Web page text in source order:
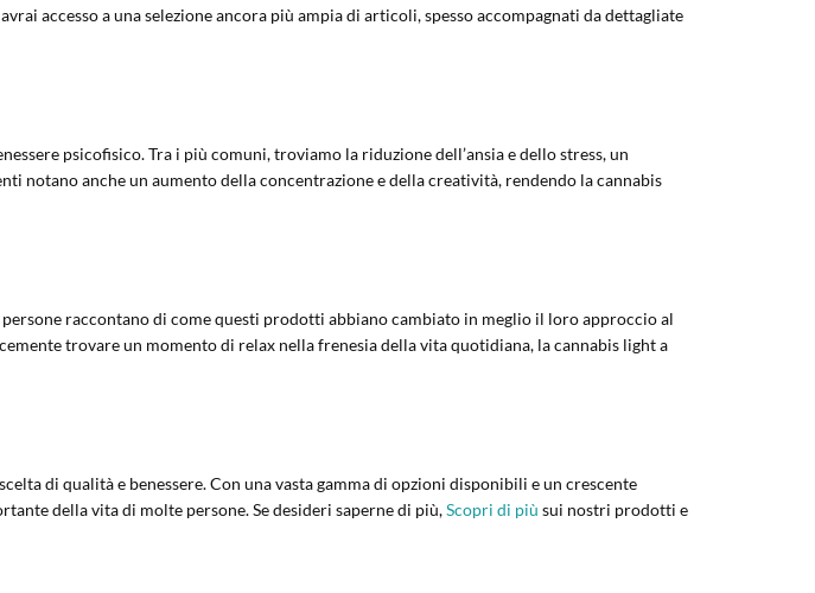
accesso a una selezione ancora più ampia di articoli, spesso accompagnati da dettagliate
psicofisico. Tra i più comuni, troviamo la riduzione dell’ansia e dello stress, un
anche un aumento della concentrazione e della creatività, rendendo la cannabis
raccontano di come questi prodotti abbiano cambiato in meglio il loro approccio al
trovare un momento di relax nella frenesia della vita quotidiana, la cannabis light a
di qualità e benessere. Con una vasta gamma di opzioni disponibili e un crescente
della vita di molte persone. Se desideri saperne di più,Scopri di più sui nostri prodotti e